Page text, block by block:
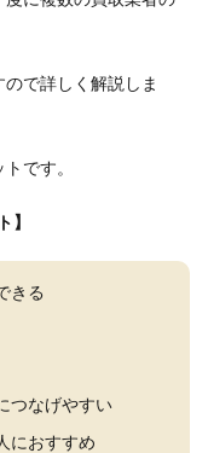
で詳しく解説しま
です。
】
きる
つなげやすい
におすすめ